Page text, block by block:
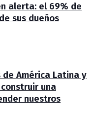
alerta: el 69% de
sus dueños
de América Latina y
una
nuestros